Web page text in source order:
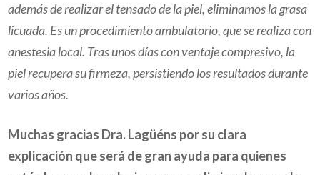
además de realizar el tensado de la piel, eliminamos la grasa
licuada. Es un procedimiento ambulatorio, que se realiza con
anestesia local. Tras unos días con ventaje compresivo, la
piel recupera su firmeza, persistiendo los resultados durante
varios años.
Muchas gracias Dra. Lagüéns por su clara
explicación que será de gran ayuda para quienes